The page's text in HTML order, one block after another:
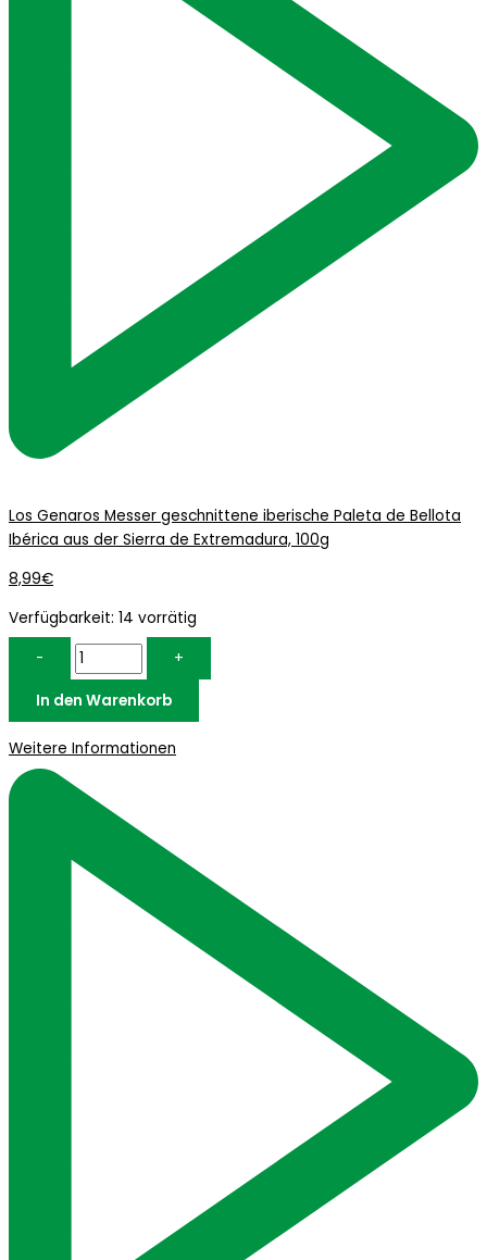
Los Genaros Messer geschnittene iberische Paleta de Bellota
Ibérica aus der Sierra de Extremadura, 100g
8,99€
Verfügbarkeit: 14 vorrätig
-
+
In den Warenkorb
Weitere Informationen